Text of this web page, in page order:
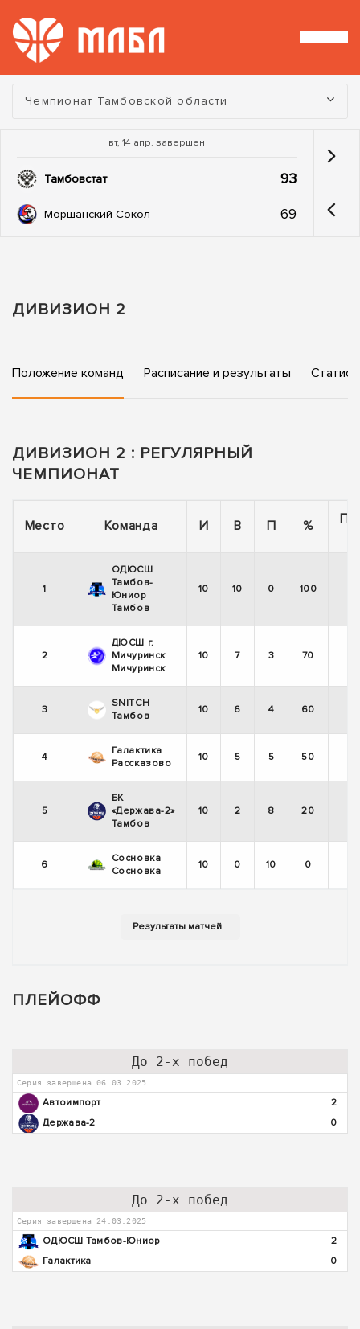
Турнир:
Чемпионат Тамбовской области
вт, 14 апр. завершен
Тамбовстат 93
Моршанский Сокол 69
ДИВИЗИОН 2
Положение команд Расписание и результаты
ДИВИЗИОН 2 : РЕГУЛЯРНЫЙ
ЧЕМПИОНАТ
Место Команда И В П %
1
ОДЮСШ
Тамбов-
Юниор
Тамбов
10 10 0 100
2
ДЮСШ г.
Мичуринск
Мичуринск
10 7 3 70
3
SNITCH
Тамбов
10 6 4 60
4
Галактика
Рассказово
10 5 5 50
5
БК
«Держава-2»
Тамбов
10 2 8 20
6
Сосновка
Сосновка
10 0 10 0
ПЛЕЙОФФ
До 2-х побед
Серия завершена 06.03.2025
Автоимпорт
2
Держава-2
0
До 2-х побед
Серия завершена 24.03.2025
ОДЮСШ Тамбов-Юниор
2
Галактика
0